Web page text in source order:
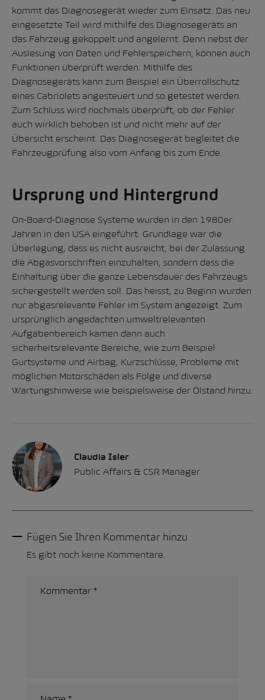
kommt das Diagnosegerät wieder zum Einsatz. Das neu
eingesetzte Teil wird mithilfe des Diagnosegeräts an
das Fahrzeug gekoppelt und angelernt. Denn nebst der
Auslesung von Daten und Fehlerspeichern, können auch
Funktionen überprüft werden. Mithilfe des
Diagnosegeräts kann zum Beispiel ein Überrollschutz
eines Cabriolets angesteuert und so getestet werden.
Zum Schluss wird nochmals überprüft, ob der Fehler
auch wirklich behoben ist und nicht mehr auf der
Übersicht erscheint. Das Diagnosegerät begleitet die
Fahrzeugprüfung also vom Anfang bis zum Ende.
Ursprung und Hintergrund
On-Board-Diagnose Systeme wurden in den 1980er
Jahren in den USA eingeführt. Grundlage war die
Überlegung, dass es nicht ausreicht, bei der Zulassung
die Abgasvorschriften einzuhalten, sondern dass die
Einhaltung über die ganze Lebensdauer des Fahrzeugs
sichergestellt werden soll. Das heisst, zu Beginn wurden
nur abgasrelevante Fehler im System angezeigt. Zum
ursprünglich angedachten umweltrelevanten
Aufgabenbereich kamen dann auch
sicherheitsrelevante Bereiche, wie zum Beispiel
Gurtsysteme und Airbag, Kurzschlüsse, Probleme mit
möglichen Motorschäden als Folge und diverse
Wartungshinweise wie beispielsweise der Ölstand hinzu.
Claudia Isler
Public Affairs & CSR Manager
Fügen Sie Ihren Kommentar hinzu
Es gibt noch keine Kommentare.